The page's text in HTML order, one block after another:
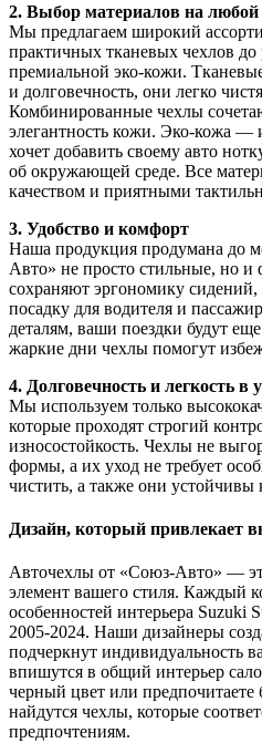
2. Выбор материалов на любой
Мы предлагаем широкий
практичных тканевых чехлов
премиальной эко-кожи.
и долговечность, они легко
Комбинированные чехлы
элегантность кожи. Эко-кожа —
хочет добавить своему авто
об окружающей среде. Все
качеством и приятными
3. Удобство и комфорт
Наша продукция продумана до
Авто» не просто стильные, но
сохраняют эргономику
посадку для водителя и
деталям, ваши поездки будут
жаркие дни чехлы помогут
4. Долговечность и легкость в
Мы используем только
которые проходят строгий
износостойкость. Чехлы не
формы, а их уход не требует
чистить, а также они устойчивы
Дизайн, который привлекает
Авточехлы от «Союз-Авто» —
элемент вашего стиля. Каждый
особенностей интерьера
2005-2024. Наши дизайнеры
подчеркнут индивидуальность
впишутся в общий интерьер
черный цвет или предпочитаете
найдутся чехлы, которые
предпочтениям.